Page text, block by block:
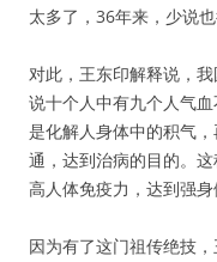
太多了，36年来，少说也
对此，王东印解释说，
说十个人中有九个人气
是化解人身体中的积气
通，达到治病的目的。
高人体免疫力，达到强身
因为有了这门祖传绝技